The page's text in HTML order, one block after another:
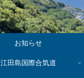
お知らせ
江田島国際合気道